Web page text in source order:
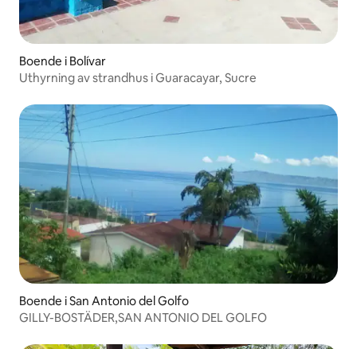
Boende i Bolívar
Uthyrning av strandhus i Guaracayar, Sucre
Boende i San Antonio del Golfo
GILLY-BOSTÄDER,SAN ANTONIO DEL GOLFO